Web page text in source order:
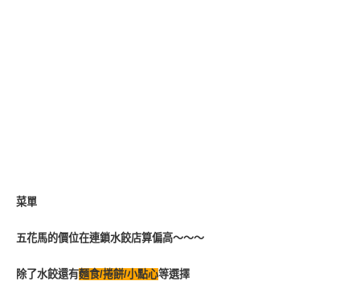
菜單
五花馬的價位在連鎖水餃店算偏高～～～
除了水餃還有麵食/捲餅/小點心等選擇